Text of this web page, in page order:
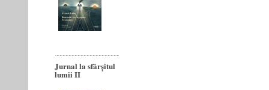
Jurnal la sfârșitul
lumii II